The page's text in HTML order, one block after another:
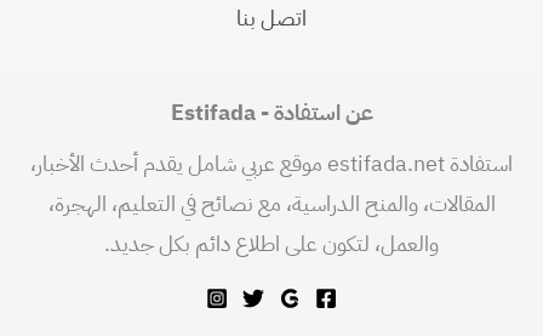
اتصل بنا
عن استفادة - Estifada
استفادة estifada.net موقع عربي شامل يقدم أحدث الأخبار،
المقالات، والمنح الدراسية، مع نصائح في التعليم، الهجرة،
والعمل، لتكون على اطلاع دائم بكل جديد.